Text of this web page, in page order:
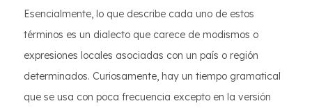
Esencialmente, lo que describe cada uno de estos
términos es un dialecto que carece de modismos o
expresiones locales asociadas con un país o región
determinados. Curiosamente, hay un tiempo gramatical
que se usa con poca frecuencia excepto en la versión